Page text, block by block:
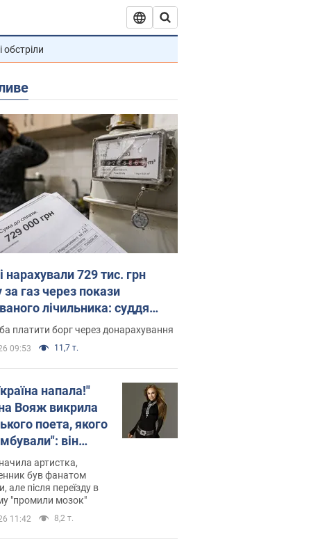
обстріли
нарахували 729 тис. грн
за газ через покази
лічильника: суддя
неочікуване рішення
платити борг через донарахування
09:53 11,7 т.
напала!"
Вояж викрила
поета, якого
він
російської не
тепер хоче
українців
артистка,
був фанатом
але після переїзду в
"промили мозок"
11:42 8,2 т.